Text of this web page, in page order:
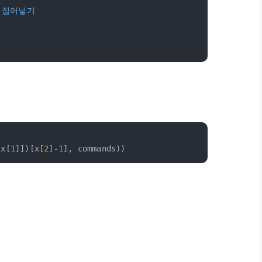
어넣기
1 ]])[x[2]-1 ], commands))